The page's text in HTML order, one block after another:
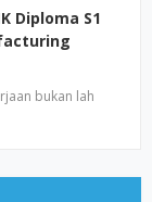
Diploma S1
bukan lah